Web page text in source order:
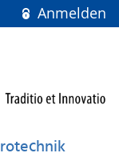
Anmelden